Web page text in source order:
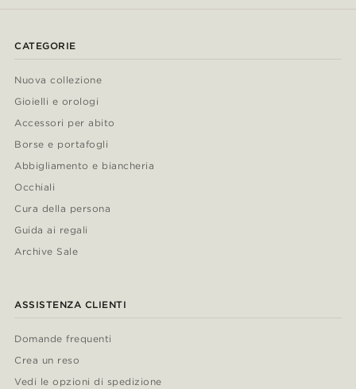
CATEGORIE
Nuova collezione
Gioielli e orologi
Accessori per abito
Borse e portafogli
Abbigliamento e biancheria
Occhiali
Cura della persona
Guida ai regali
Archive Sale
ASSISTENZA CLIENTI
Domande frequenti
Crea un reso
Vedi le opzioni di spedizione